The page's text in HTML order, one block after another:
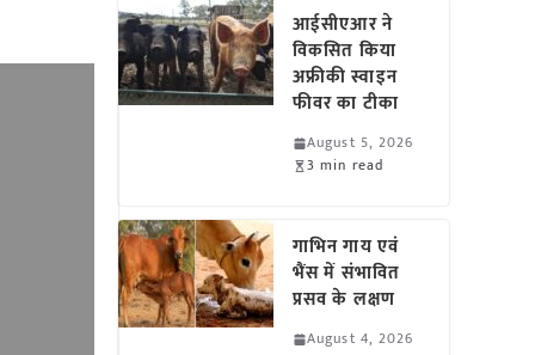
आईसीएआर ने
विकसित किया
अफ्रीकी स्वाइन
फीवर का टीका
August 5, 2026
3 min read
गाभिन गाय एवं
भैंस में संभावित
प्रसव के लक्षण
August 4, 2026